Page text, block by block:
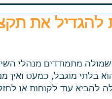
להגדיל את
מתמודדים מנהלי
בלתי מוגבל, כמעט ואין